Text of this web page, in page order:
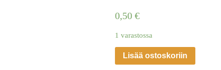
0,50 €
1 varastossa
Lisää ostoskoriin